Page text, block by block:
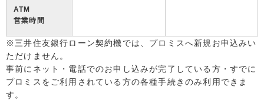
ATM
営業時間
※三井住友銀行ローン契約機では、プロミスへ新規お申込みい
ただけません。
事前にネット・電話でのお申し込みが完了している方・すでに
プロミスをご利用されている方の各種手続きのみ利用できま
す。